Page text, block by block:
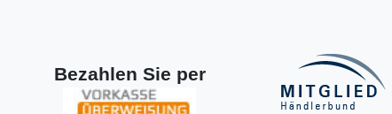
Bezahlen Sie per